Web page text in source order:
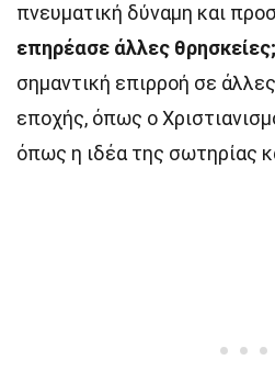
πνευματική δύναμη και
επηρέασε άλλες θρησκείες;
σημαντική επιρροή σε
εποχής, όπως ο
όπως η ιδέα της σωτηρίας